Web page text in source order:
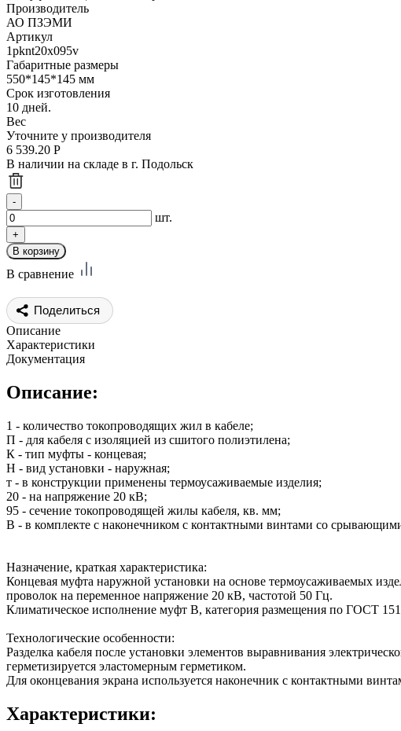
Производитель
АО ПЗЭМИ
Артикул
1pknt20x095v
Габаритные размеры
550*145*145 мм
Срок изготовления
10 дней.
Вес
Уточните у производителя
6 539.20 Р
В наличии на складе в г. Подольск
шт.
В сравнение
Поделиться
Описание
Характеристики
Документация
Описание:
1 - количество токопроводящих жил в кабеле;
П - для кабеля с изоляцией из сшитого полиэтилена;
К - тип муфты - концевая;
Н - вид установки - наружная;
т - в конструкции применены термоусаживаемые изделия;
20 - на напряжение 20 кВ;
95 - сечение токопроводящей жилы кабеля, кв. мм;
В - в комплекте с наконечником с контактными винтами со
Назначение, краткая характеристика:
Концевая муфта наружной установки на основе термоусаживаемых
проволок на переменное напряжение 20 кВ, частотой 50 Гц.
Климатическое исполнение муфт В, категория размещения по ГОСТ
Технологические особенности:
Разделка кабеля после установки элементов выравнивания
герметизируется эластомерным герметиком.
Для оконцевания экрана используется наконечник с контактными
Характеристики: